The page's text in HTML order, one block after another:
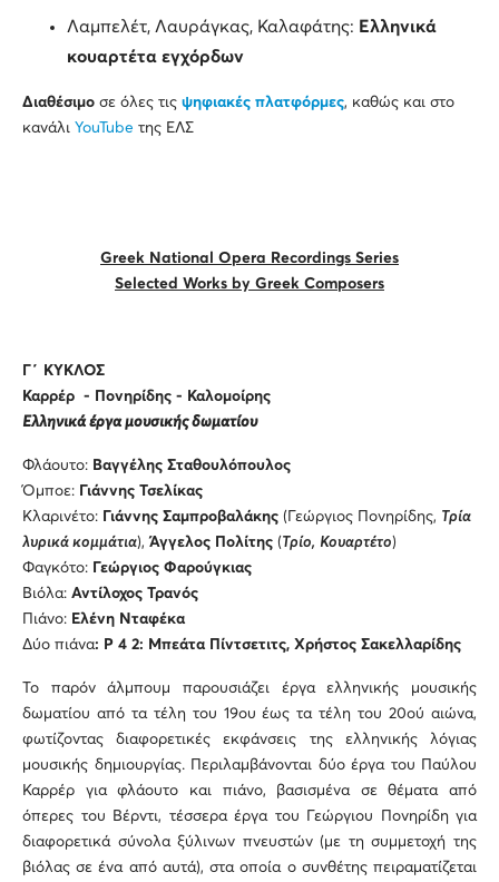
Λαμπελέτ, Λαυράγκας, Καλαφάτης: Ελληνικά
κουαρτέτα εγχόρδων
Διαθέσιμο σε όλες τις ψηφιακές πλατφόρμες, καθώς και στο
κανάλι YouTube της ΕΛΣ
Greek National Opera Recordings Series
Selected Works by Greek Composers
Γ΄ ΚΥΚΛΟΣ
Καρρέρ - Πονηρίδης - Καλομοίρης
Ελληνικά έργα μουσικής δωματίου
Φλάουτο: Βαγγέλης Σταθουλόπουλος
Όμποε: Γιάννης Τσελίκας
Κλαρινέτο: Γιάννης Σαμπροβαλάκης (Γεώργιος Πονηρίδης, Τρία
λυρικά κομμάτια), Άγγελος Πολίτης (Τρίο, Κουαρτέτο)
Φαγκότο: Γεώργιος Φαρούγκιας
Βιόλα: Αντίλοχος Τρανός
Πιάνο: Ελένη Νταφέκα
Δύο πιάνα: P 4 2: Μπεάτα Πίντσετιτς, Χρήστος Σακελλαρίδης
Το παρόν άλμπουμ παρουσιάζει έργα ελληνικής μουσικής
δωματίου από τα τέλη του 19ου έως τα τέλη του 20ού αιώνα,
φωτίζοντας διαφορετικές εκφάνσεις της ελληνικής λόγιας
μουσικής δημιουργίας. Περιλαμβάνονται δύο έργα του Παύλου
Καρρέρ για φλάουτο και πιάνο, βασισμένα σε θέματα από
όπερες του Βέρντι, τέσσερα έργα του Γεώργιου Πονηρίδη για
διαφορετικά σύνολα ξύλινων πνευστών (με τη συμμετοχή της
βιόλας σε ένα από αυτά), στα οποία ο συνθέτης πειραματίζεται